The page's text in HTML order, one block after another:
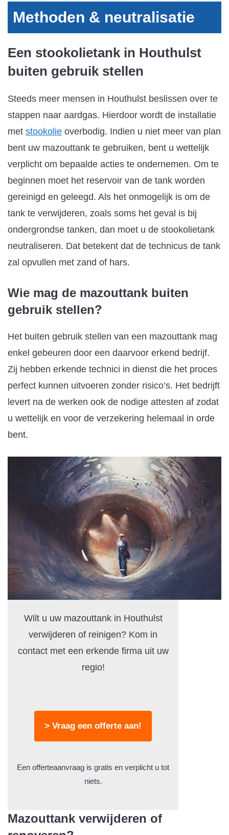
Methoden & neutralisatie
Een stookolietank in Houthulst
buiten gebruik stellen
Steeds meer mensen in Houthulst beslissen over te
stappen naar aardgas. Hierdoor wordt de installatie
met stookolie overbodig. Indien u niet meer van plan
bent uw mazouttank te gebruiken, bent u wettelijk
verplicht om bepaalde acties te ondernemen. Om te
beginnen moet het reservoir van de tank worden
gereinigd en geleegd. Als het onmogelijk is om de
tank te verwijderen, zoals soms het geval is bij
ondergrondse tanken, dan moet u de stookolietank
neutraliseren. Dat betekent dat de technicus de tank
zal opvullen met zand of hars.
Wie mag de mazouttank buiten
gebruik stellen?
Het buiten gebruik stellen van een mazouttank mag
enkel gebeuren door een daarvoor erkend bedrijf.
Zij hebben erkende technici in dienst die het proces
perfect kunnen uitvoeren zonder risico’s. Het bedrijft
levert na de werken ook de nodige attesten af zodat
u wettelijk en voor de verzekering helemaal in orde
bent.
Wilt u uw mazouttank in Houthulst
verwijderen of reinigen? Kom in
contact met een erkende firma uit uw
regio!
> Vraag een offerte aan!
Een offerteaanvraag is gratis en verplicht u tot
niets.
Mazouttank verwijderen of